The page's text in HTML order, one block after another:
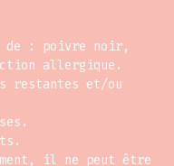
de : poivre noir,
allergique.
restantes et/ou
il ne peut être